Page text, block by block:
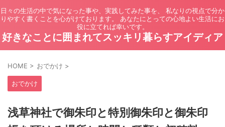
日々の生活の中で気になった事や、実践してみた事を、 私なりの視点で分か
りやすく書くことを心がけております。 あなたにとっての心地よい生活にお
役に立てれば幸いです。
好きなことに囲まれてスッキリ暮らすアイディア
HOME > おでかけ >
おでかけ
浅草神社で御朱印と特別御朱印と御朱印